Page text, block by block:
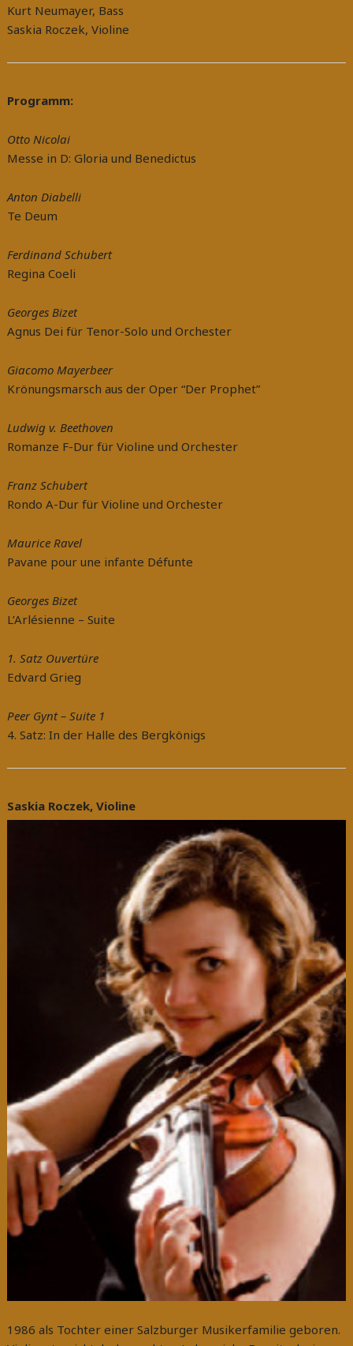
Kurt Neumayer, Bass
Saskia Roczek, Violine
Programm:
Otto Nicolai
Messe in D: Gloria und Benedictus
Anton Diabelli
Te Deum
Ferdinand Schubert
Regina Coeli
Georges Bizet
Agnus Dei für Tenor-Solo und Orchester
Giacomo Mayerbeer
Krönungsmarsch aus der Oper “Der Prophet”
Ludwig v. Beethoven
Romanze F-Dur für Violine und Orchester
Franz Schubert
Rondo A-Dur für Violine und Orchester
Maurice Ravel
Pavane pour une infante Défunte
Georges Bizet
L’Arlésienne – Suite
1. Satz Ouvertüre
Edvard Grieg
Peer Gynt – Suite 1
4. Satz: In der Halle des Bergkönigs
Saskia Roczek, Violine
1986 als Tochter einer Salzburger Musikerfamilie geboren.